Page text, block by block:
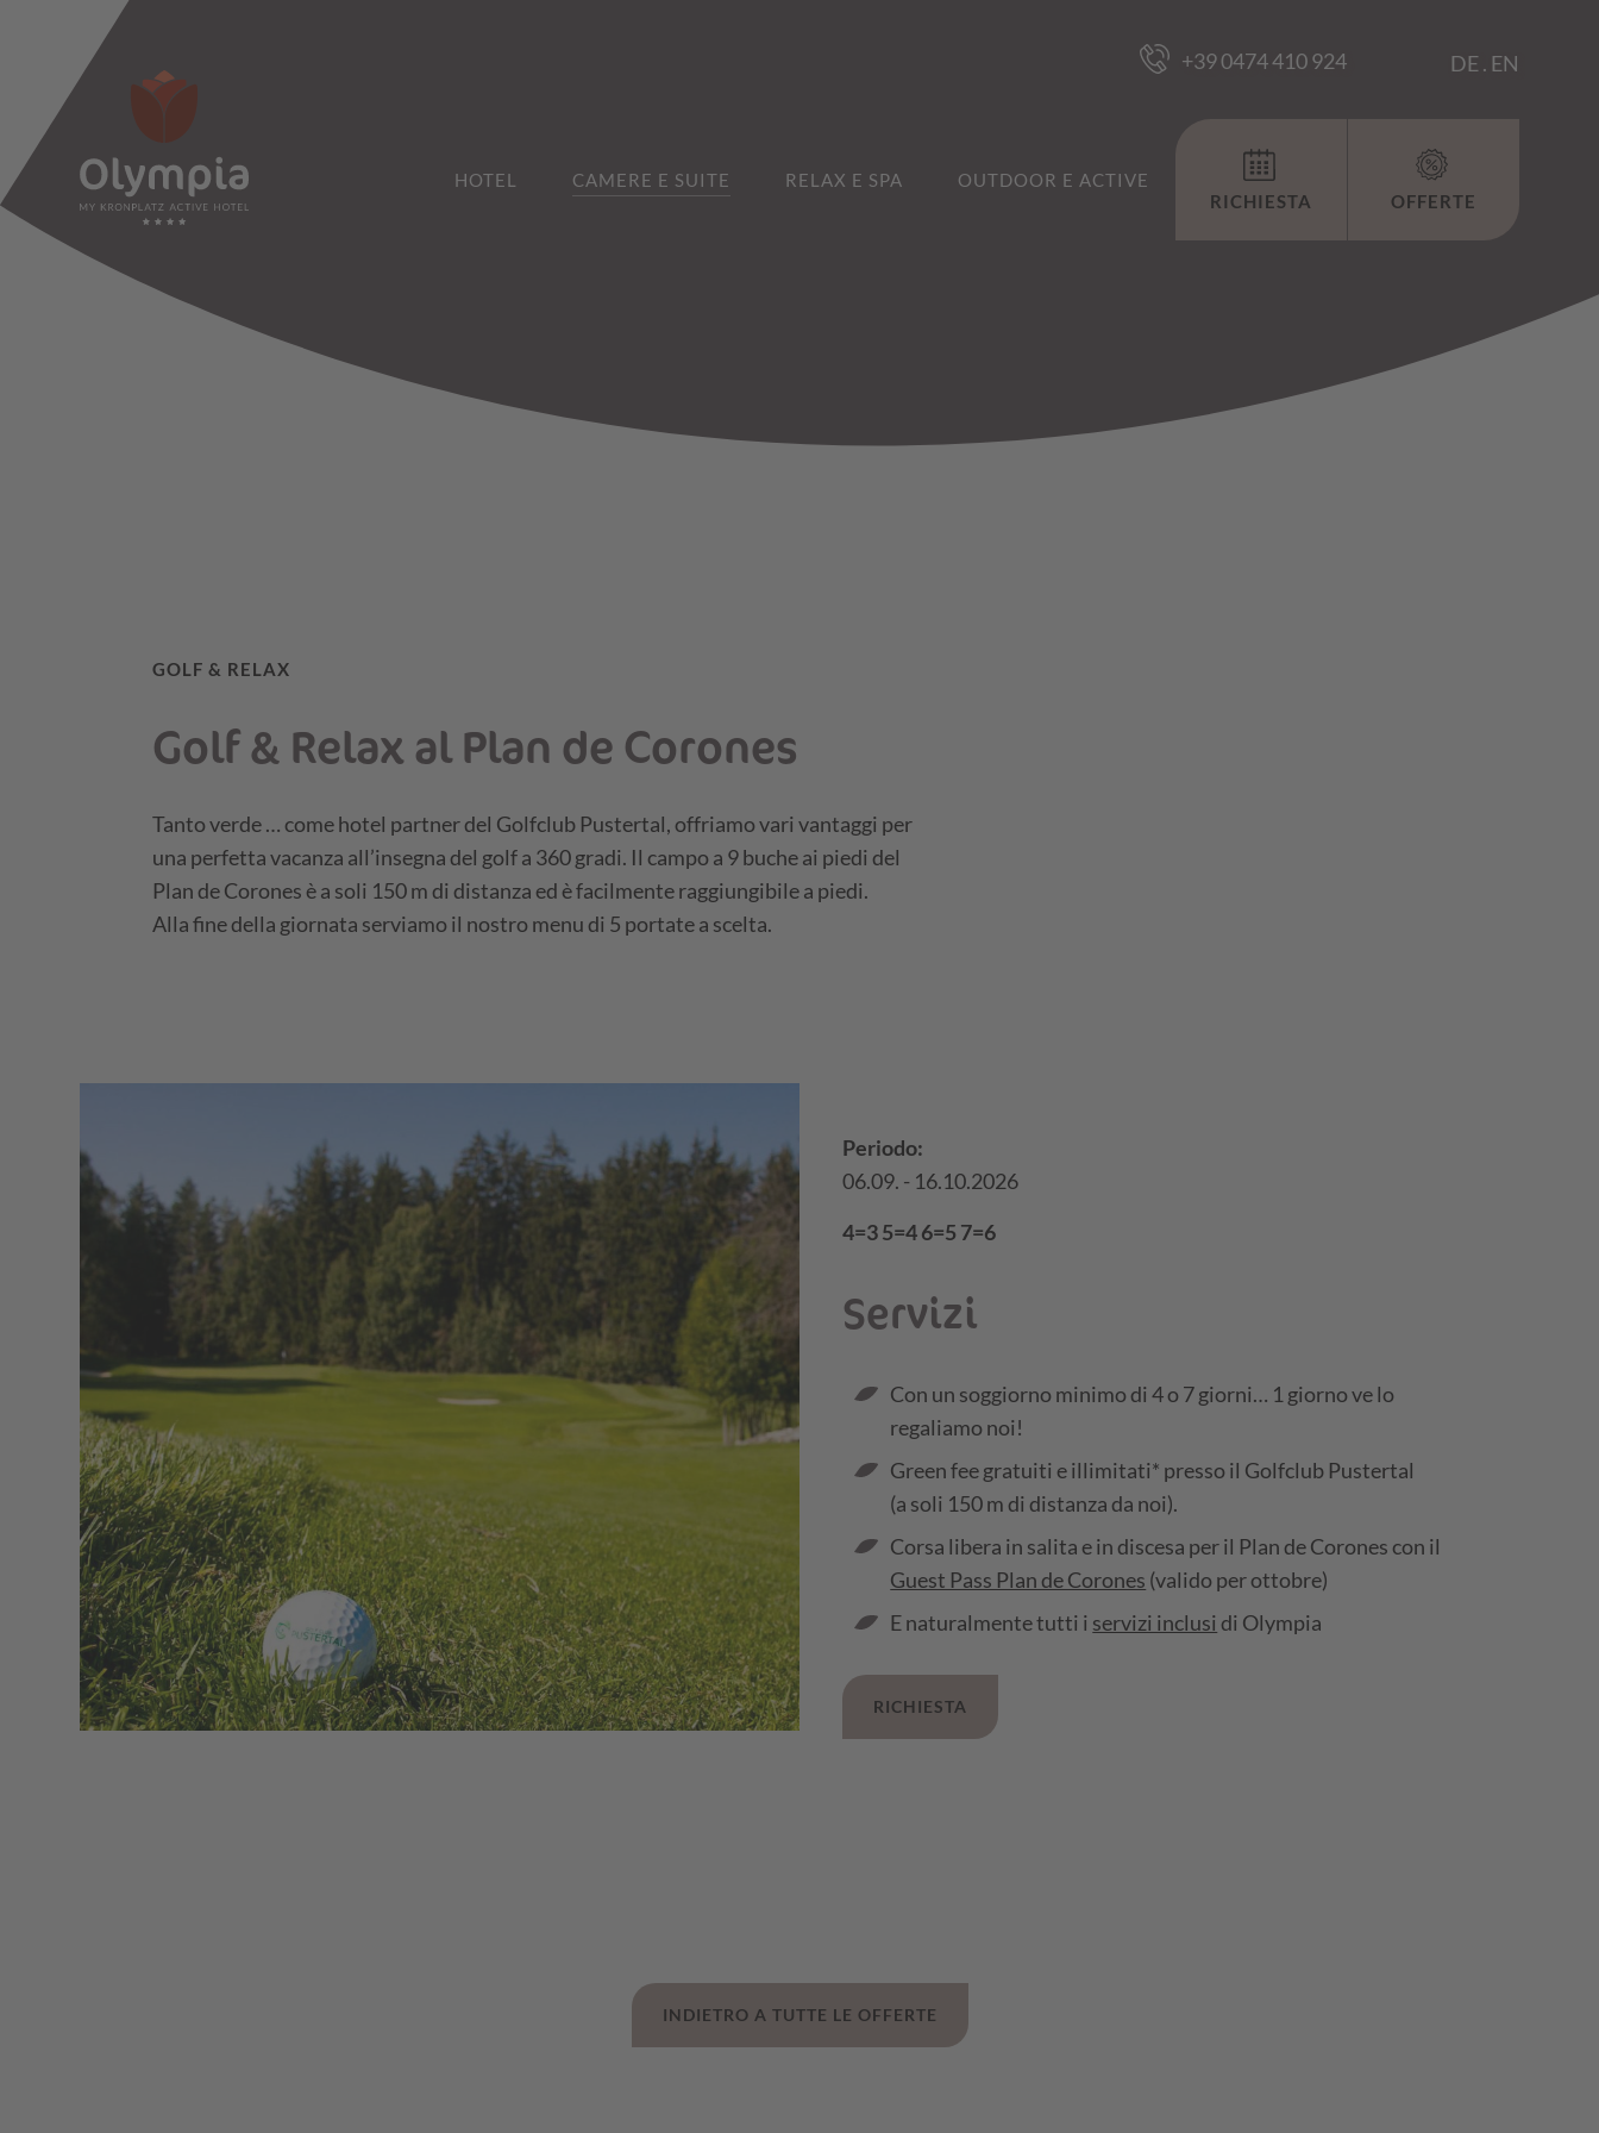
+39 0474 410 924 DE. EN
RICHIESTA OFFERTE
HOTEL CAMERE E SUITE RELAX E SPA OUTDOOR E ACTIVE
GOLF & RELAX
Golf & Relax al Plan de Corones
Tanto verde … come hotel partner del Golfclub Pustertal, offriamo vari vantaggi per
una perfetta vacanza all’insegna del golf a 360 gradi. Il campo a 9 buche ai piedi del
Plan de Corones è a soli 150 m di distanza ed è facilmente raggiungibile a piedi.
Alla fine della giornata serviamo il nostro menu di 5 portate a scelta.
Periodo:
06.09. - 16.10.2026
4=3 5=4 6=5 7=6
Servizi
Con un soggiorno minimo di 4 o 7 giorni… 1 giorno ve lo
regaliamo noi!
Green fee gratuiti e illimitati* presso il Golfclub Pustertal
(a soli 150 m di distanza da noi).
Corsa libera in salita e in discesa per il Plan de Corones con il
Guest Pass Plan de Corones (valido per ottobre)
E naturalmente tutti i servizi inclusi di Olympia
RICHIESTA
INDIETRO A TUTTE LE OFFERTE